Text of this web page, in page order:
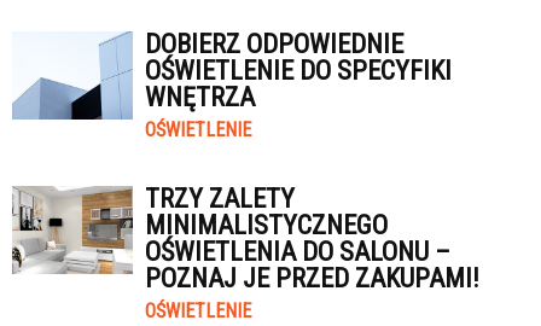
DOBIERZ ODPOWIEDNIE
OŚWIETLENIE DO SPECYFIKI
WNĘTRZA
OŚWIETLENIE
TRZY ZALETY
MINIMALISTYCZNEGO
OŚWIETLENIA DO SALONU –
POZNAJ JE PRZED ZAKUPAMI!
OŚWIETLENIE